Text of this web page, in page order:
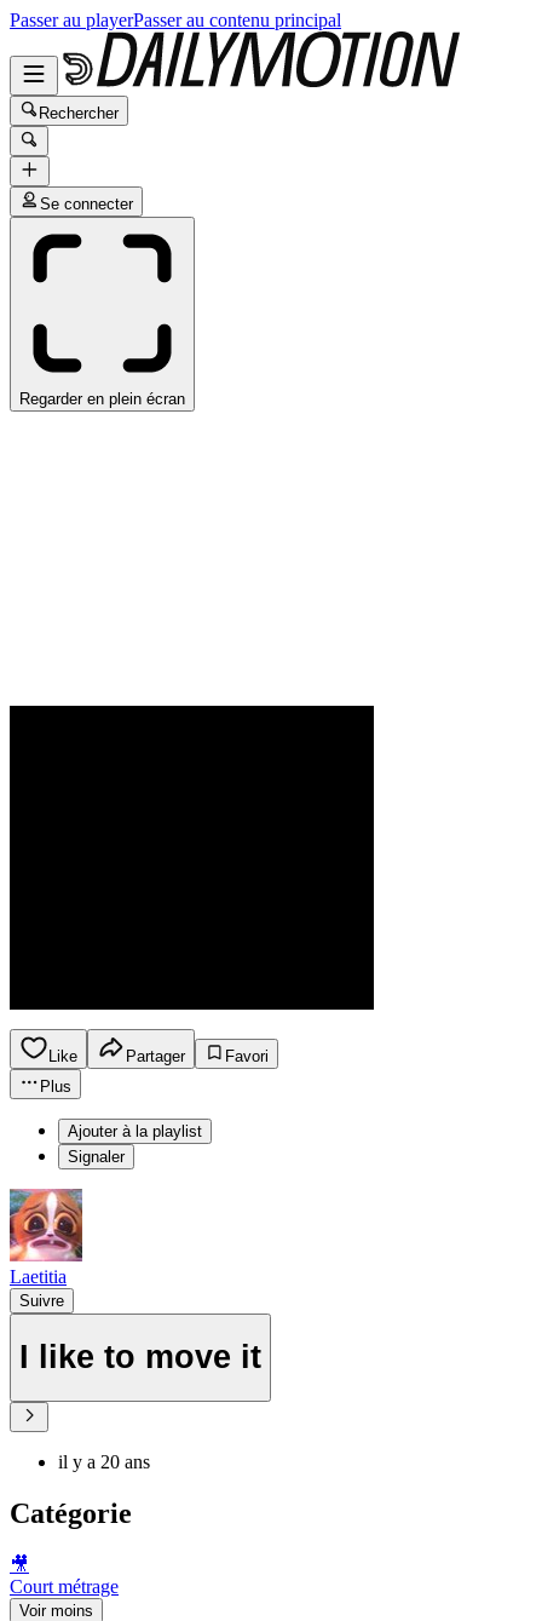
Passer au playerPasser au contenu principal
Rechercher
Se connecter
Regarder en plein écran
Like Partager
Favori
Plus
Ajouter à la playlist
Signaler
Laetitia
Suivre
I like to move it
il y a 20 ans
Catégorie
🎥
Court métrage
Voir moins